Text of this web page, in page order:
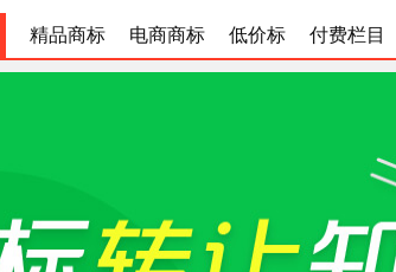
精品商标 电商商标 低价标 付费栏目